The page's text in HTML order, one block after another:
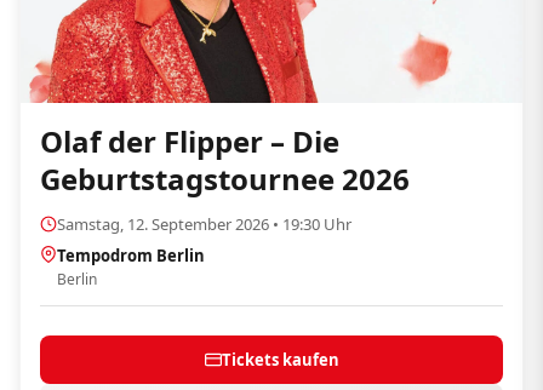
Olaf der Flipper – Die
Geburtstagstournee 2026
Samstag, 12. September 2026 • 19:30 Uhr
Tempodrom Berlin
Berlin
Tickets kaufen